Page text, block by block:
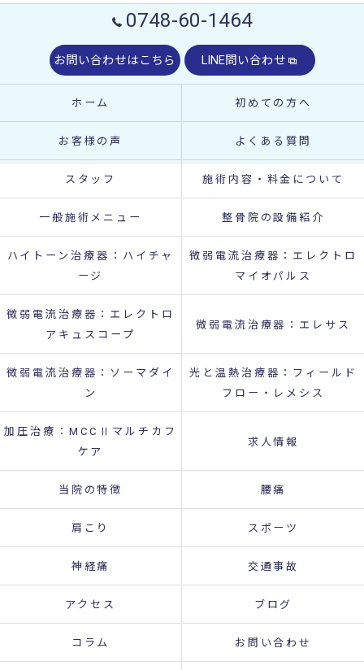
0748-60-1464
お問い合わせはこちら LINE問い合わせ
ホーム 初めての方へ
お客様の声 よくある質問
スタッフ 施術内容・料金について
一般施術メニュー 整骨院の設備紹介
ハイトーン治療器：ハイチャ
ージ
微弱電流治療器：エレクトロ
マイオパルス
微弱電流治療器：エレクトロ
アキュスコープ
微弱電流治療器：エレサス
微弱電流治療器：ソーマダイ
ン
光と温熱治療器：フィールド
フロー・レメシス
加圧治療：MCCⅡマルチカフ
ケア
求人情報
当院の特徴 腰痛
肩こり スポーツ
神経痛 交通事故
アクセス ブログ
コラム お問い合わせ